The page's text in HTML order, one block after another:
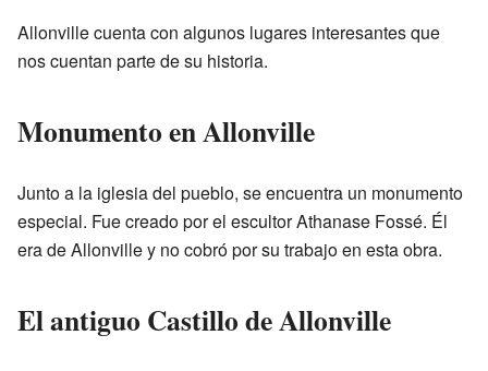
Allonville cuenta con algunos lugares interesantes que
nos cuentan parte de su historia.
Monumento en Allonville
Junto a la iglesia del pueblo, se encuentra un monumento
especial. Fue creado por el escultor Athanase Fossé. Él
era de Allonville y no cobró por su trabajo en esta obra.
El antiguo Castillo de Allonville